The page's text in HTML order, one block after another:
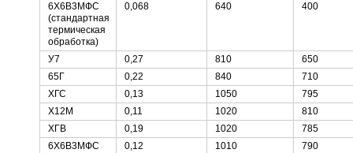
6Х6В3МФС
(стандартная
термическая
обработка)
0,068 640 400
У7 0,27 810
650
65Г
0,22 840
710
ХГС
0,13 1050
795
Х12М
0,11 1020
810
ХГВ
0,19 1020
785
6Х6В3МФС
0,12 1010 790